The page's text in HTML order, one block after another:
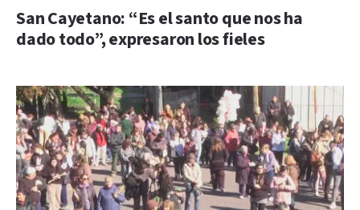
San Cayetano: “Es el santo que nos ha
dado todo”, expresaron los fieles